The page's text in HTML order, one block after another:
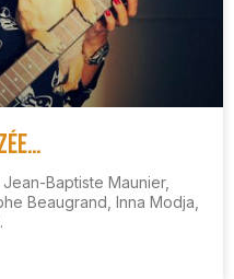
Baptiste Maunier,
Beaugrand, Inna Modja,